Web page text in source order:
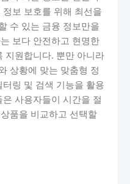
보 보호를 위해 최선을
수 있는 금융 정보만을
보다 안전하고 현명한
지원합니다. 뿐만 아니라
상황에 맞는 맞춤형 정
링 및 검색 기능을 활용
사용자들이 시간을 절
품을 비교하고 선택할